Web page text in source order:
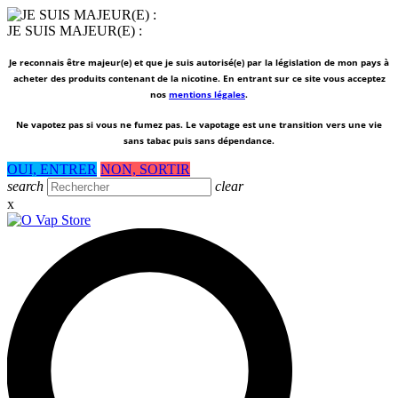
JE SUIS MAJEUR(E) :
Je reconnais être majeur(e) et que je suis autorisé(e) par la législation de mon pays à
acheter des produits contenant de la nicotine. En entrant sur ce site vous acceptez
nos mentions légales.
Ne vapotez pas si vous ne fumez pas. Le vapotage est une transition vers une vie
sans tabac puis sans dépendance.
OUI, ENTRER NON, SORTIR
search
clear
x